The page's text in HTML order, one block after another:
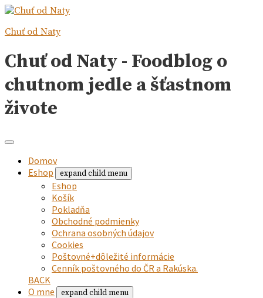
Chuť od Naty
Chuť od Naty - Foodblog o
chutnom jedle a šťastnom
živote
Domov
Eshop
expand child menu
Eshop
Košík
Pokladňa
Obchodné podmienky
Ochrana osobných údajov
Cookies
Poštovné+dôležité informácie
Cenník poštovného do ČR a Rakúska.
BACK
O mne
expand child menu